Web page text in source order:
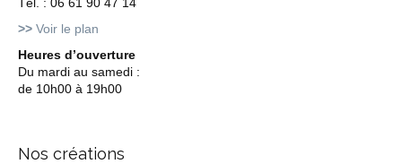
>> Voir le plan
Heures d’ouverture
Du mardi au samedi :
de 10h00 à 19h00
Nos créations